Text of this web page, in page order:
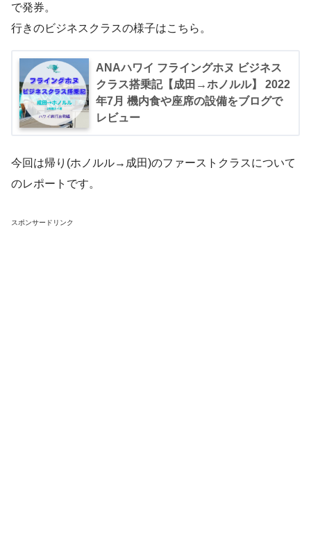
で発券。
行きのビジネスクラスの様子はこちら。
ANAハワイ フライングホヌ ビジネス
クラス搭乗記【成田→ホノルル】 2022
年7月 機内食や座席の設備をブログで
レビュー
今回は帰り(ホノルル→成田)のファーストクラスについて
のレポートです。
スポンサードリンク